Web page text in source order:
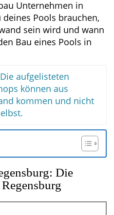
Unternehmen in
Pools brauchen,
sein wird und wann
Bau eines Pools in
Die aufgelisteten
können aus
kommen und nicht
Die